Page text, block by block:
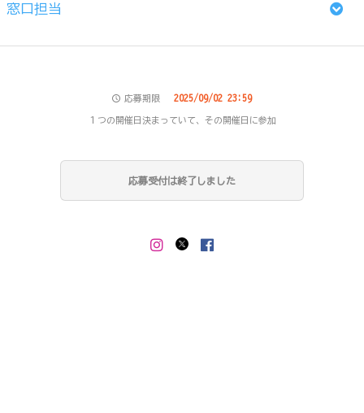
窓口担当
応募期限 2025/09/02 23:59
１つの開催日決まっていて、その開催日に参加
応募受付は終了しました